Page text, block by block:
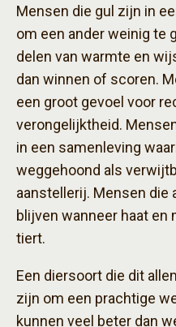
Mensen die gul zijn in
om een ander weinig te
delen van warmte en
dan winnen of scoren.
een groot gevoel voor
verongelijktheid.
in een samenleving
weggehoond als
aanstellerij. Mensen die
blijven wanneer haat
tiert.
Een diersoort die dit
zijn om een prachtige
kunnen veel beter dan